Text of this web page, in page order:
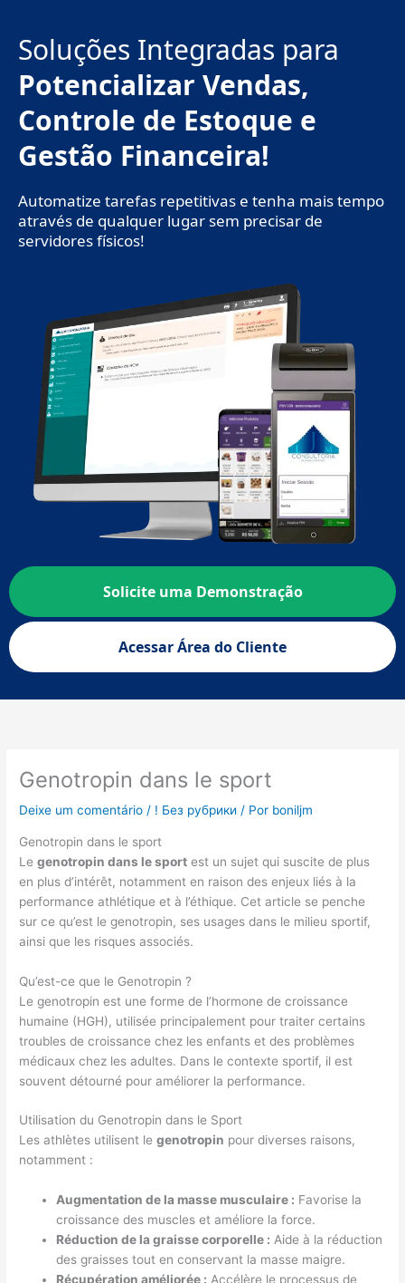
Soluções Integradas para
Potencializar Vendas,
Controle de Estoque e
Gestão Financeira!
Automatize tarefas repetitivas e tenha mais tempo
através de qualquer lugar sem precisar de
servidores físicos!
Solicite uma Demonstração
Acessar Área do Cliente
Genotropin dans le sport
Deixe um comentário / ! Без рубрики / Por boniljm
Genotropin dans le sport
Legenotropin dans le sport est un sujet qui suscite de plus
en plus d’intérêt, notamment en raison des enjeux liés à la
performance athlétique et à l’éthique. Cet article se penche
sur ce qu’est le genotropin, ses usages dans le milieu sportif,
ainsi que les risques associés.
Qu’est-ce que le Genotropin ?
Le genotropin est une forme de l’hormone de croissance
humaine (HGH), utilisée principalement pour traiter certains
troubles de croissance chez les enfants et des problèmes
médicaux chez les adultes. Dans le contexte sportif, il est
souvent détourné pour améliorer la performance.
Utilisation du Genotropin dans le Sport
Les athlètes utilisent legenotropin pour diverses raisons,
notamment :
Augmentation de la masse musculaire : Favorise la
croissance des muscles et améliore la force.
Réduction de la graisse corporelle : Aide à la réduction
des graisses tout en conservant la masse maigre.
Récupération améliorée : Accélère le processus de